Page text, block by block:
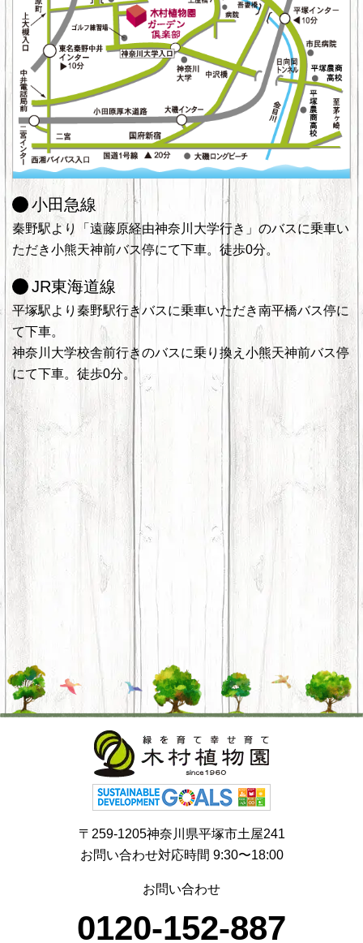
小田急線
秦野駅より「遠藤原経由神奈川大学行き」のバスに乗車い
ただき小熊天神前バス停にて下車。徒歩0分。
JR東海道線
平塚駅より秦野駅行きバスに乗車いただき南平橋バス停に
て下車。
神奈川大学校舎前行きのバスに乗り換え小熊天神前バス停
にて下車。徒歩0分。
〒259-1205神奈川県平塚市土屋241
お問い合わせ対応時間 9:30〜18:00
お問い合わせ
0120-152-887